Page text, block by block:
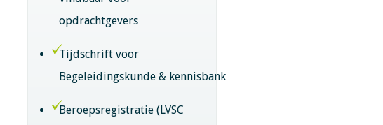
opdrachtgevers
Tijdschrift voor
Begeleidingskunde & kennisbank
Beroepsregistratie (LVSC